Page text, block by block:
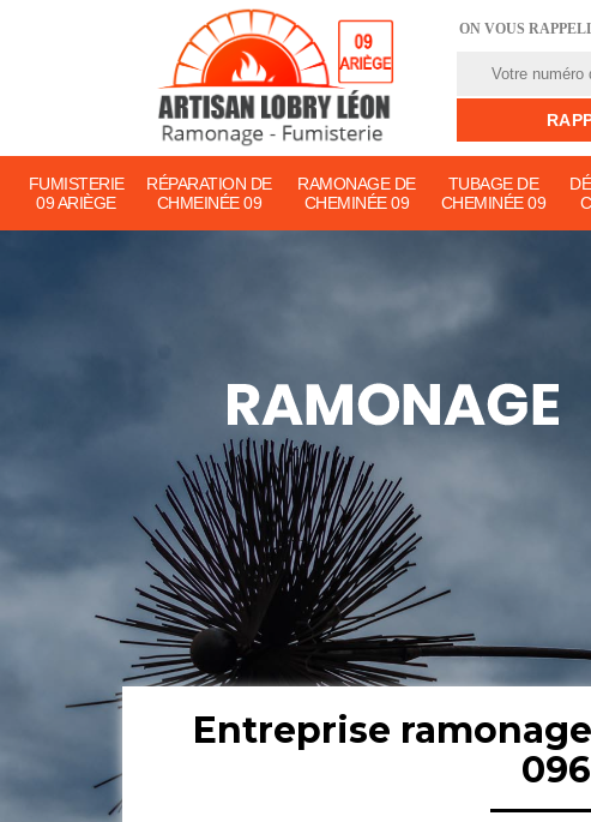
ON VOUS
FUMISTERIE
09 ARIÈGE
RÉPARATION DE
CHMEINÉE 09
RAMONAGE DE
CHEMINÉE 09
TUBAGE DE
CHEMINÉE 09
Entreprise